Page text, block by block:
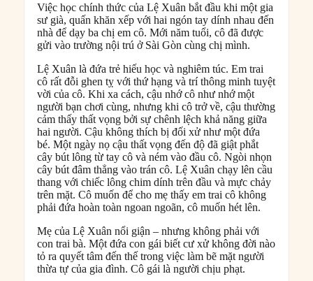
Việc học chính thức của Lệ Xuân bắt đầu khi một gia
sư già, quấn khăn xếp với hai ngón tay dính nhau đến
nhà để dạy ba chị em cô. Mới năm tuổi, cô đã được
gửi vào trường nội trú ở Sài Gòn cùng chị mình.
Lệ Xuân là đứa trẻ hiếu học và nghiêm túc. Em trai
cô rất đỗi ghen tỵ với thứ hạng và trí thông minh tuyệt
vời của cô. Khi xa cách, cậu nhớ cô như nhớ một
người bạn chơi cùng, nhưng khi cô trở về, cậu thường
cảm thấy thất vọng bởi sự chênh lệch khả năng giữa
hai người. Cậu không thích bị đối xử như một đứa
bé. Một ngày nọ cậu thất vọng đến độ đã giật phắt
cây bút lông từ tay cô và ném vào đầu cô. Ngòi nhọn
cây bút đâm thẳng vào trán cô. Lệ Xuân chạy lên cầu
thang với chiếc lông chim dính trên đầu và mực chảy
trên mặt. Cô muốn để cho mẹ thấy em trai cô không
phải đứa hoàn toàn ngoan ngoãn, cô muốn hét lên.
Mẹ của Lệ Xuân nổi giận – nhưng không phải với
con trai bà. Một đứa con gái biết cư xử không đời nào
tỏ ra quyết tâm đến thế trong việc làm bẽ mặt người
thừa tự của gia đình. Cô gái là người chịu phạt.